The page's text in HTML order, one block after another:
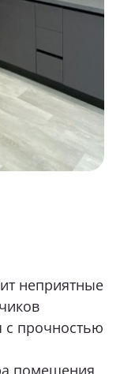
неприятные
с прочностью
помещения